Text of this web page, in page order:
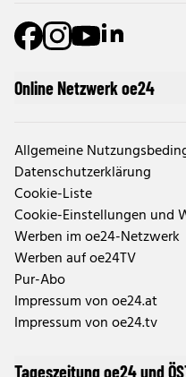
Online Netzwerk oe24
Allgemeine
Datenschutzerklärung
Cookie-Liste
Cookie-Einstellungen und
Werben im oe24-Netzwerk
Werben auf oe24TV
Pur-Abo
Impressum von oe24.at
Impressum von oe24.tv
Tageszeitung oe24 und